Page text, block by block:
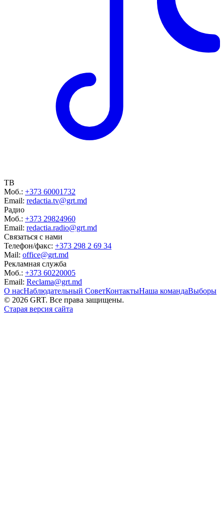
ТВ
Моб.: +373 60001732
Email: redactia.tv@grt.md
Радио
Моб.: +373 29824960
Email: redactia.radio@grt.md
Связаться с нами
Телефон/факс: +373 298 2 69 34
Mail: office@grt.md
Рекламная служба
Моб.: +373 60220005
Email: Reclama@grt.md
О насНаблюдательный СоветКонтактыНаша командаВыборы
© 2026 GRT. Все права защищены.
Старая версия сайта